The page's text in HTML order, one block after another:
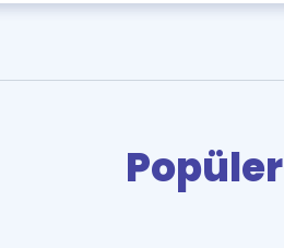
Popüler